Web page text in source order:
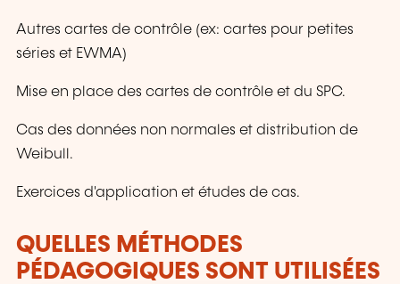
Autres cartes de contrôle (ex: cartes pour petites
séries et EWMA)
Mise en place des cartes de contrôle et du SPC.
Cas des données non normales et distribution de
Weibull.
Exercices d'application et études de cas.
QUELLES MÉTHODES
PÉDAGOGIQUES SONT UTILISÉES